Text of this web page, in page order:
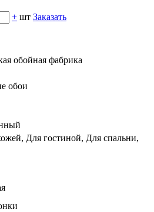
+ шт Заказать
обойная фабрика
обои
Для гостиной, Для спальни,